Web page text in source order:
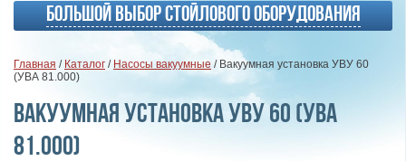
Большой выбор стойлового оборудования
Главная / Каталог / Насосы вакуумные / Вакуумная установка УВУ 60
(УВА 81.000)
Вакуумная установка УВУ 60 (УВА
81.000)